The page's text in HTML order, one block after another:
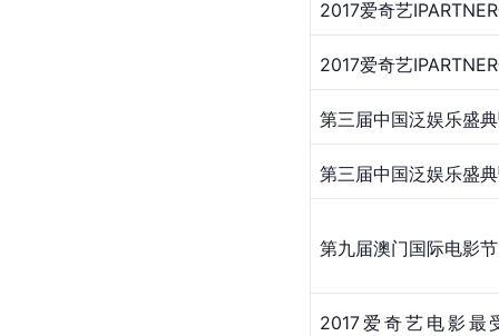
​2017爱奇艺
​​2017爱奇艺
第三届中国泛娱乐盛
第三届中国泛娱乐盛
​第九届澳门国际电影节
​2017爱奇艺电影最